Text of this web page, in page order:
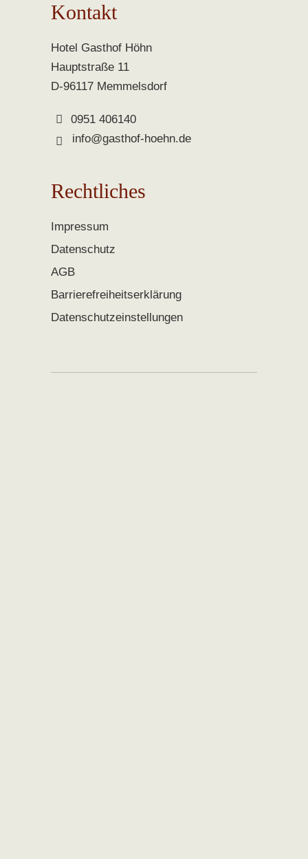
Kontakt
Hotel Gasthof Höhn
Hauptstraße 11
D-96117 Memmelsdorf
0951 406140
info@gasthof-hoehn.de
Rechtliches
Impressum
Datenschutz
AGB
Barrierefreiheitserklärung
Datenschutzeinstellungen